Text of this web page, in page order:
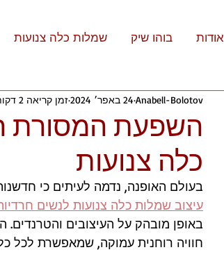
אודות בוהו שיק שמלות כלה צנועות
השפעת המסורת
כלה צנועות
Anabell-Bolotov 24 באפר׳ 2024 זמן קריאה 2 דקות
בעולם האופנה, נדמה לעיתים כי
עיצוב שמלות כלה צנועות לנשים
באופן מובהק על העיצובים והטרנדים.
חוויה רוחנית עמוקה, שמאפשרת לכל